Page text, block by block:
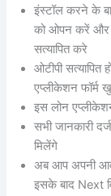
इंस्टॉल करने के
को ओपन करें और
सत्यापित करे
ओटीपी
एप्लीकेशन फॉर्म
इस लोन
सभी जानकारी
मिलेंगे
अब आप अपनी
इसके बाद Next